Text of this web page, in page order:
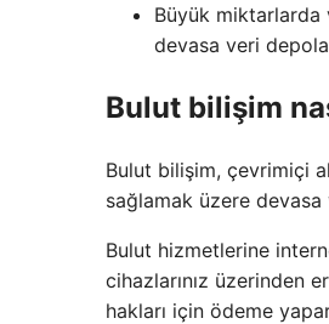
Büyük miktarlarda
devasa veri
Bulut bilişim
Bulut bilişim, çevrimiçi
sağlamak üzere devasa
Bulut hizmetlerine
cihazlarınız üzerinden
hakları için ödeme